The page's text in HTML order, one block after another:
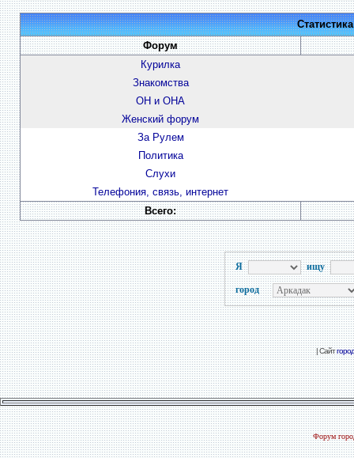
Форум
Курилка
Знакомства
ОН и ОНА
Женский форум
За Рулем
Политика
Слухи
Телефония, связь, интернет
Всего:
Я ищу
город
| Сайт
Форум